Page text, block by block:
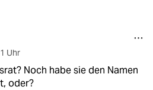
Uhr
Noch habe sie den Namen
oder?